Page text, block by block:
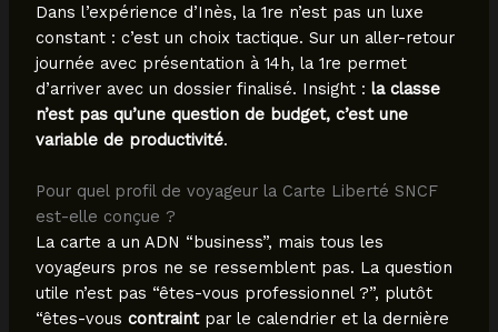
Dans l’expérience d’Inès, la 1re n’est pas un luxe
constant : c’est un choix tactique. Sur un aller-retour
journée avec présentation à 14h, la 1re permet
d’arriver avec un dossier finalisé. Insight : la classe
n’est pas qu’une question de budget, c’est une
variable de productivité.
Pour quel profil de voyageur la Carte Liberté SNCF
est-elle conçue ?
La carte a un ADN “business”, mais tous les
voyageurs pros ne se ressemblent pas. La question
utile n’est pas “êtes-vous professionnel ?”, plutôt
“êtes-vous contraintpar le calendrier et la dernière